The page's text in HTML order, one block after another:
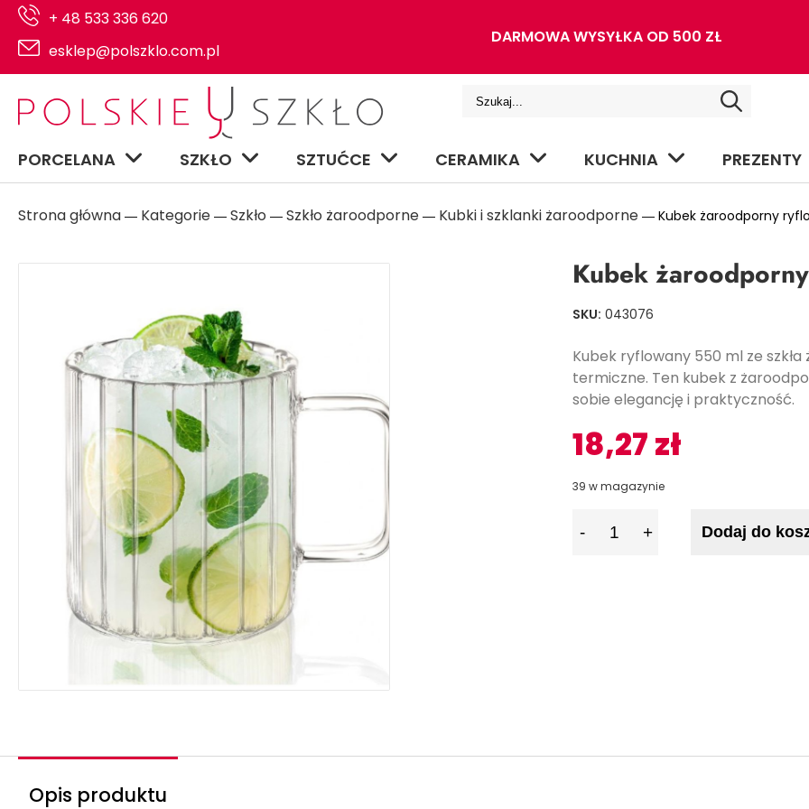
+ 48 533 336 620
esklep@polszklo.com.pl
DARMOWA WYSYŁKA OD 500 ZŁ
PORCELANA SZKŁO SZTUĆCE CERAMIKA KUCHNIA PREZENTY
Strona główna ― Kategorie ― Szkło ― Szkło żaroodporne ― Kubki i szklanki żaroodporne ― Kubek żaroodporny
Kubek
SKU: 043076
Kubek ryflowany 550 ml ze
termiczne. Ten kubek z
sobie elegancję i praktyczność.
18,27zł
39 w magazynie
Dodaj do
Opis produktu